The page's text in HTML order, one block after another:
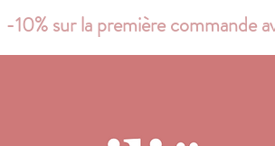
-10% sur la première